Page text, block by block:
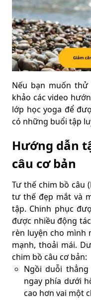
Nếu bạn muốn
khảo các video
lớp học yoga để
có những buổi tập
Hướng dẫn
câu cơ bản
Tư thế chim bồ câu
tư thế đẹp mắt và
tập. Chinh phục
được nhiều động
rèn luyện cho mình
mạnh, thoải mái.
chim bồ câu cơ bản:
Ngồi duỗi
ngay phía dưới
cao hơn vai một